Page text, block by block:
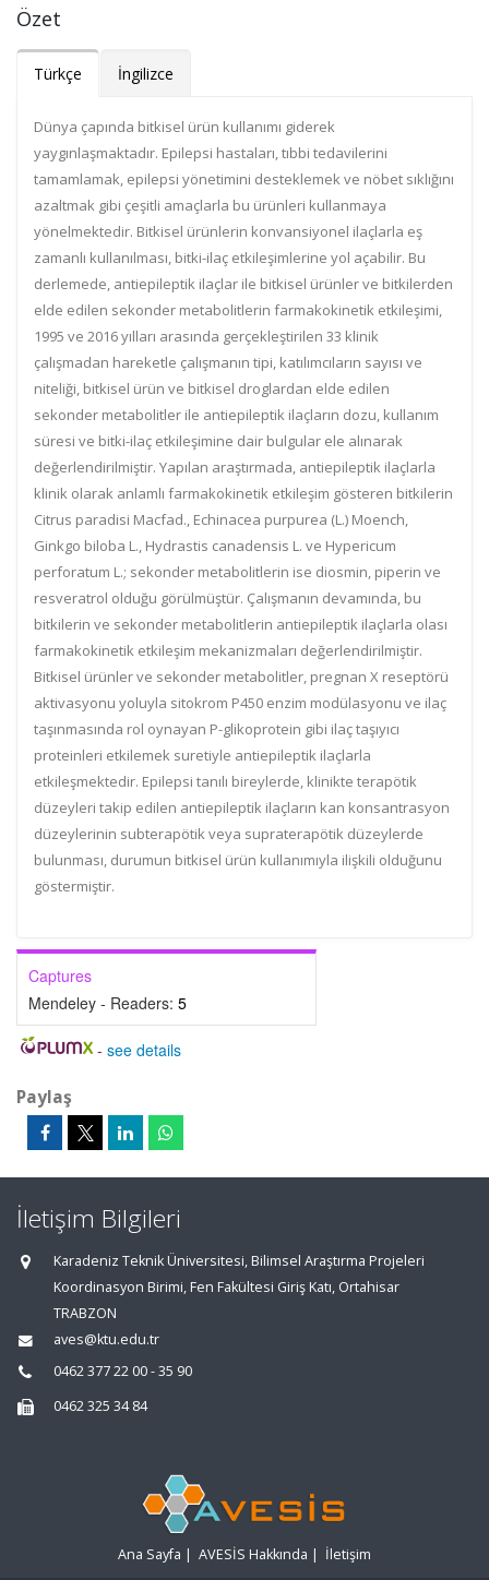
Özet
Türkçe İngilizce
Dünya çapında bitkisel ürün kullanımı giderek
yaygınlaşmaktadır. Epilepsi hastaları, tıbbi tedavilerini
tamamlamak, epilepsi yönetimini desteklemek ve nöbet sıklığını
azaltmak gibi çeşitli amaçlarla bu ürünleri kullanmaya
yönelmektedir. Bitkisel ürünlerin konvansiyonel ilaçlarla eş
zamanlı kullanılması, bitki-ilaç etkileşimlerine yol açabilir. Bu
derlemede, antiepileptik ilaçlar ile bitkisel ürünler ve bitkilerden
elde edilen sekonder metabolitlerin farmakokinetik etkileşimi,
1995 ve 2016 yılları arasında gerçekleştirilen 33 klinik
çalışmadan hareketle çalışmanın tipi, katılımcıların sayısı ve
niteliği, bitkisel ürün ve bitkisel droglardan elde edilen
sekonder metabolitler ile antiepileptik ilaçların dozu, kullanım
süresi ve bitki-ilaç etkileşimine dair bulgular ele alınarak
değerlendirilmiştir. Yapılan araştırmada, antiepileptik ilaçlarla
klinik olarak anlamlı farmakokinetik etkileşim gösteren bitkilerin
Citrus paradisi Macfad., Echinacea purpurea (L.) Moench,
Ginkgo biloba L., Hydrastis canadensis L. ve Hypericum
perforatum L.; sekonder metabolitlerin ise diosmin, piperin ve
resveratrol olduğu görülmüştür. Çalışmanın devamında, bu
bitkilerin ve sekonder metabolitlerin antiepileptik ilaçlarla olası
farmakokinetik etkileşim mekanizmaları değerlendirilmiştir.
Bitkisel ürünler ve sekonder metabolitler, pregnan X reseptörü
aktivasyonu yoluyla sitokrom P450 enzim modülasyonu ve ilaç
taşınmasında rol oynayan P-glikoprotein gibi ilaç taşıyıcı
proteinleri etkilemek suretiyle antiepileptik ilaçlarla
etkileşmektedir. Epilepsi tanılı bireylerde, klinikte terapötik
düzeyleri takip edilen antiepileptik ilaçların kan konsantrasyon
düzeylerinin subterapötik veya supraterapötik düzeylerde
bulunması, durumun bitkisel ürün kullanımıyla ilişkili olduğunu
göstermiştir.
Captures
Mendeley - Readers: 5
- see details
Paylaş
İletişim Bilgileri
Karadeniz Teknik Üniversitesi, Bilimsel Araştırma Projeleri
Koordinasyon Birimi, Fen Fakültesi Giriş Katı, Ortahisar
TRABZON
aves@ktu.edu.tr
0462 377 22 00 - 35 90
0462 325 34 84
Ana Sayfa | AVESİS Hakkında | İletişim